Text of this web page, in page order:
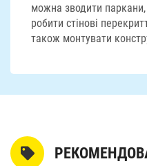
можна зводити
робити стінові
також монтувати